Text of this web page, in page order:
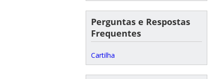
Perguntas e Respostas
Frequentes
Cartilha